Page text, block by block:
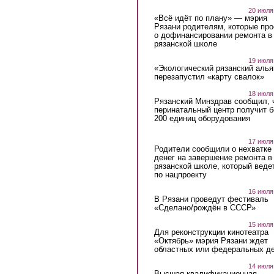
20
«Всё идёт по плану» — мэрия
Рязани родителям, которые
о дофинансировании ремонта в
рязанской школе
19
«Экологический рязанский
перезапустил «карту свалок»
18
Рязанский Минздрав сообщил,
перинатальный центр получит
200 единиц оборудования
17
Родители сообщили о нехватке
денег на завершение ремонта в
рязанской школе, который
по нацпроекту
16
В Рязани проведут фестиваль
«Сделано/рождён в СССР»
15
Для реконструкции кинотеатра
«Октябрь» мэрия Рязани ждет
областных или федеральных
14